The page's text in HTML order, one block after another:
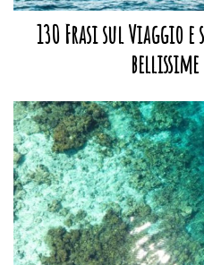
130 Frasi sul Viaggio